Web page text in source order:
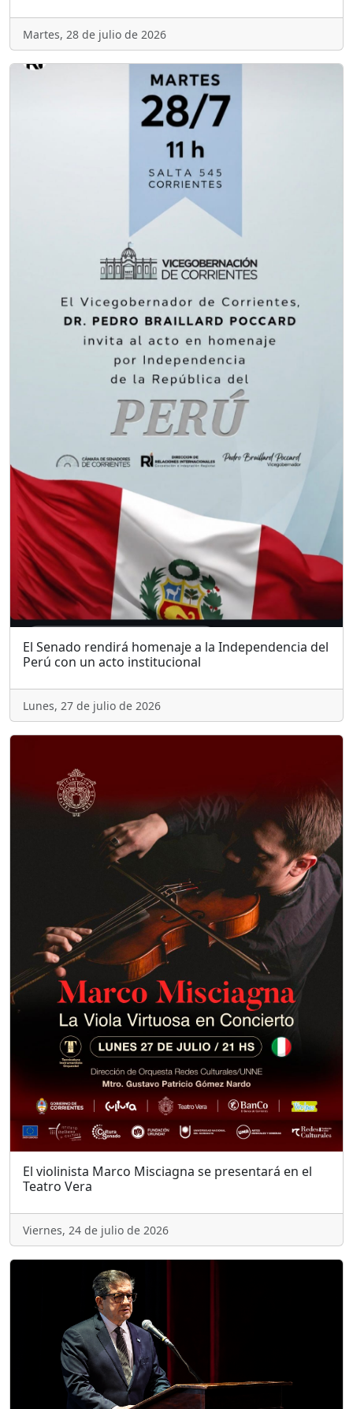
Martes, 28 de julio de 2026
El Senado rendirá homenaje a la Independencia del
Perú con un acto institucional
Lunes, 27 de julio de 2026
El violinista Marco Misciagna se presentará en el
Teatro Vera
Viernes, 24 de julio de 2026